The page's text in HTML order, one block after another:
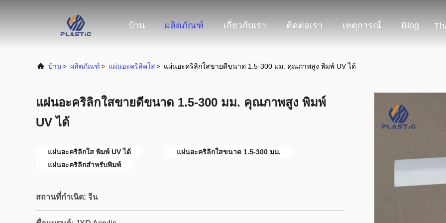
บ้าน ผลิตภัณฑ์ เกี่ยวกับเรา ติดต่อเรา เหตุการณ์ Blog
บ้าน> ผลิตภัณฑ์> แผ่นอะคริลิคใส> แผ่นอะคริลิกใสขายดีขนาด 1.5-300 มม. คุณภาพสูง พิมพ์ UV ได้
แผ่นอะคริลิกใสขายดีขนาด 1.5-300 มม. คุณภาพสูง พิมพ์
UV ได้
แผ่นอะคริลิกใส พิมพ์ UV ได้
แผ่นอะคริลิกใสขนาด 1.5-300 มม.
แผ่นอะคริลิกสำหรับพิมพ์
สถานที่กำเนิด: จีน